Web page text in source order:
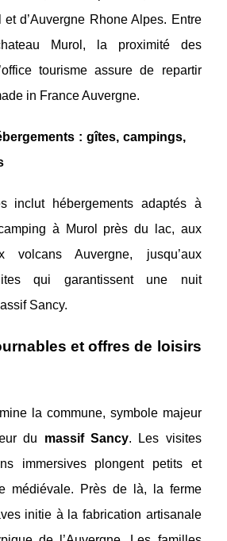
et d’Auvergne Rhone Alpes. Entre
Murol, la proximité des
tourisme assure de repartir
in France Auvergne.
: gîtes, campings,
inclut hébergements adaptés à
à Murol près du lac, aux
volcans Auvergne, jusqu’aux
qui garantissent une nuit
Sancy.
et offres de loisirs
la commune, symbole majeur
du massif Sancy. Les visites
immersives plongent petits et
médiévale. Près de là, la ferme
initie à la fabrication artisanale